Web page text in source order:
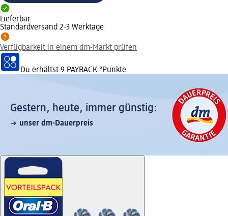
Lieferbar
Standardversand 2-3 Werktage
Verfügbarkeit in einem dm-Markt prüfen
Du erhältst 9 PAYBACK °Punkte
Gestern, heute, immer günstig:
unser dm-Dauerpreis